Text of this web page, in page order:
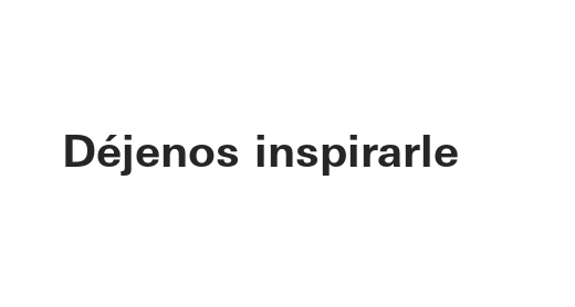
Déjenos inspirarle